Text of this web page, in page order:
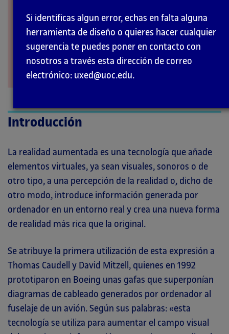
Introducción
La realidad aumentada es una tecnología que añade
elementos virtuales, ya sean visuales, sonoros o de
otro tipo, a una percepción de la realidad o, dicho de
otro modo, introduce información generada por
ordenador en un entorno real y crea una nueva forma
de realidad más rica que la original.
Se atribuye la primera utilización de esta expresión a
Thomas Caudell y David Mitzell, quienes en 1992
prototiparon en Boeing unas gafas que superponían
diagramas de cableado generados por ordenador al
fuselaje de un avión. Según sus palabras: «esta
tecnología se utiliza para aumentar el campo visual
Si identificas algun error, echas en falta alguna
herramienta de diseño o quieres hacer cualquier
sugerencia te puedes poner en contacto con
nosotros a través esta dirección de correo
electrónico: uxed@uoc.edu.